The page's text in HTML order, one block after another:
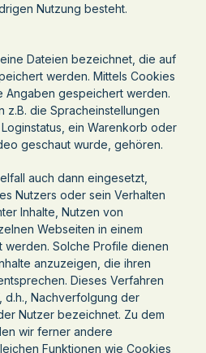
Nutzung besteht.
Dateien bezeichnet, die auf
werden. Mittels Cookies
Angaben gespeichert werden.
z.B. die Spracheinstellungen
ein Warenkorb oder
geschaut wurde, gehören.
auch dann eingesetzt,
Nutzers oder sein Verhalten
Inhalte, Nutzen von
Webseiten in einem
Solche Profile dienen
anzuzeigen, die ihren
Dieses Verfahren
d.h., Nachverfolgung der
Nutzer bezeichnet. Zu dem
wir ferner andere
Funktionen wie Cookies